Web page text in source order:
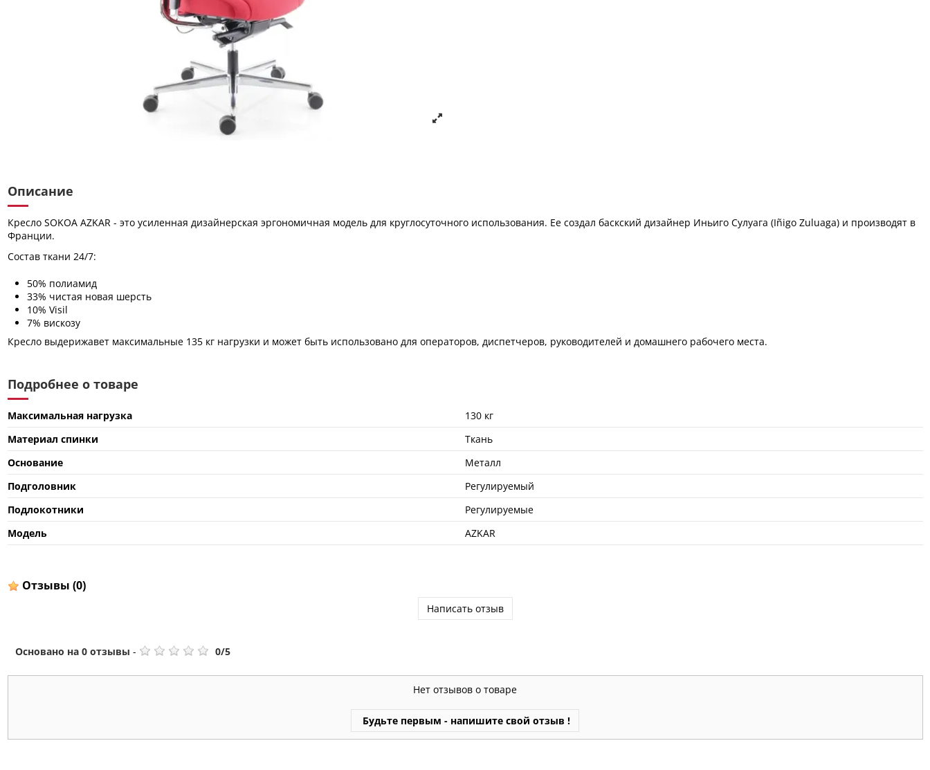
Описание
Кресло SOKOA AZKAR - это усиленная дизайнерская эргономичная модель для круглосуточного использования. Ее создал баскский дизайнер Иньиго Сулуага (Iñigo Zuluaga) и производят в
Франции.
Состав ткани 24/7:
50% полиамид
33% чистая новая шерсть
10% Visil
7% вискозу
Кресло выдерижавет максимальные 135 кг нагрузки и может быть использовано для операторов, диспетчеров, руководителей и домашнего рабочего места.
Подробнее о товаре
Максимальная нагрузка
130 кг
Материал спинки
Ткань
Основание
Металл
Подголовник
Регулируемый
Подлокотники
Регулируемые
Модель
AZKAR
Отзывы (0)
Написать отзыв
Основано на 0отзывы - 0/5
Нет отзывов о товаре
Будьте первым - напишите свой отзыв !